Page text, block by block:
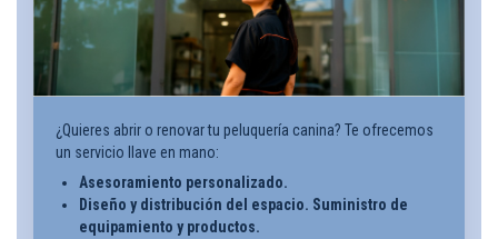
¿Quieres abrir o renovar tu peluquería canina? Te ofrecemos
un servicio llave en mano:
Asesoramiento personalizado.
Diseño y distribución del espacio. Suministro de
equipamiento y productos.